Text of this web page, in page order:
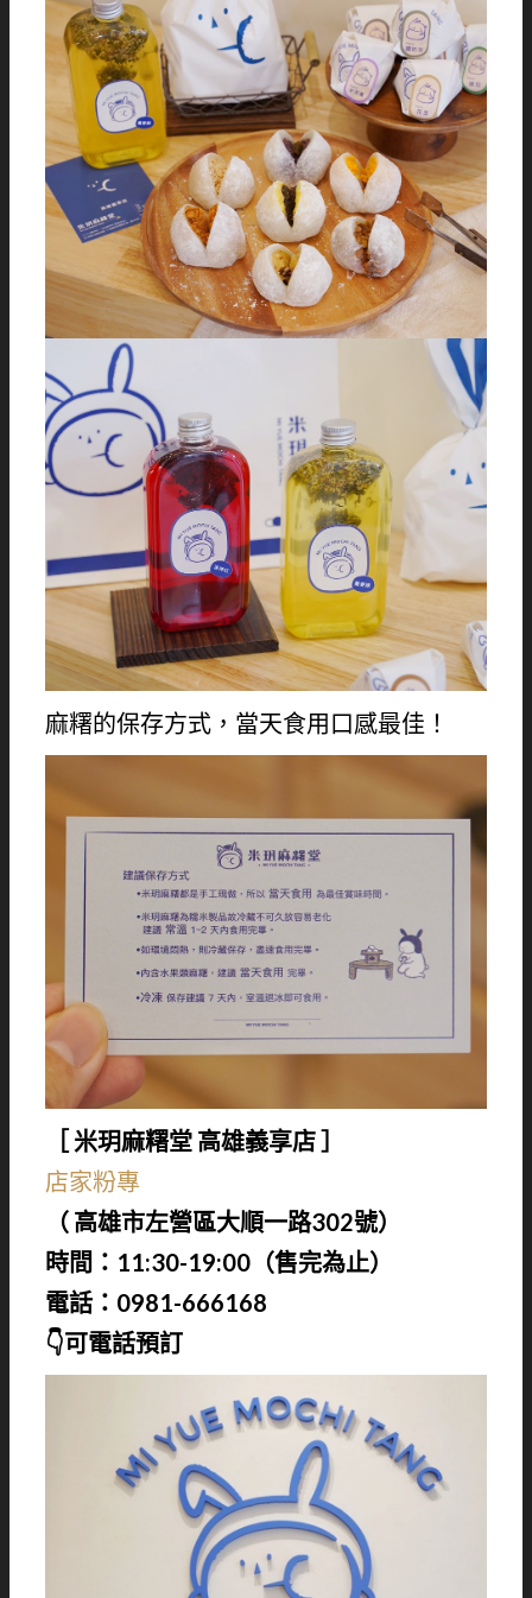
麻糬的保存方式，當天食用口感最佳！
［ 米玥麻糬堂 高雄義享店 ］
店家粉專
（ 高雄市左營區大順一路302號）
時間：11:30-19:00（售完為止）
電話：0981-666168
👇可電話預訂